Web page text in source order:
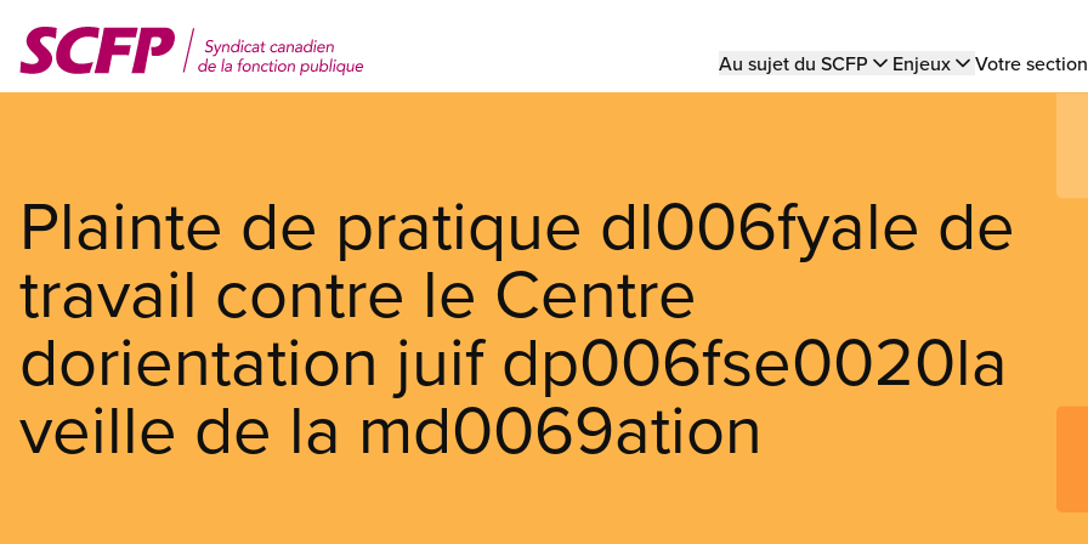
contenu
Main
Au sujet du SCFP Enjeux Votre
Plainte de pratique dl006fyale de
travail contre le Centre
dorientation juif dp006fse0020la
veille de la md0069ation